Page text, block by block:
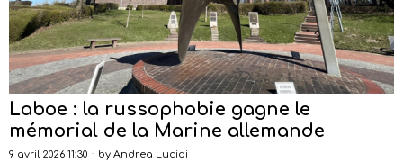
Laboe : la russophobie gagne le
mémorial de la Marine allemande
9 avril 2026 11:30 by Andrea Lucidi